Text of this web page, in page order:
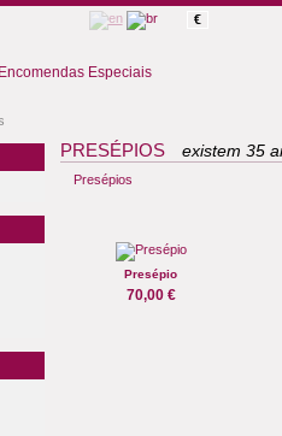
€
Encomendas Especiais
PRESÉPIOS existem 35
Presépios
Presépio
70,00 €